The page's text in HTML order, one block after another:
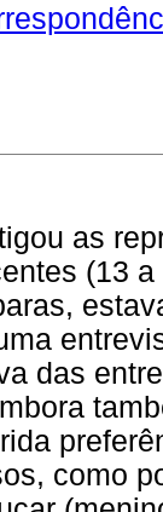
as
(13
das
como